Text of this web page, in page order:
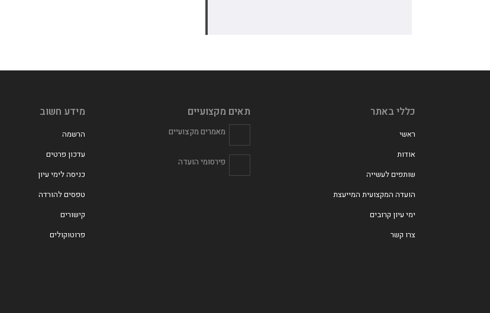
כללי באתר
ראשי
אודות
שותפים לעשייה
הועדה המקצועית המייעצת
ימי עיון קרובים
צרו קשר
תאים מקצועיים
מאמרים מקצועיים
פירסומי הועדה
מידע חשוב
הרשמה
עדכון פרטים
כניסה לימי עיון
טפסים להורדה
קישורים
פרוטוקולים